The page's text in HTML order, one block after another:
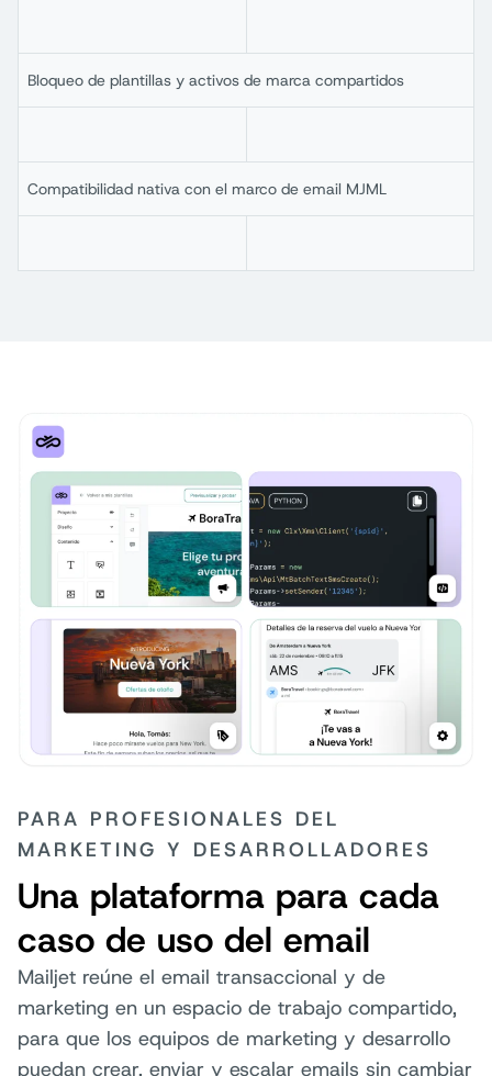
Bloqueo de plantillas y activos de marca compartidos
Compatibilidad nativa con el marco de email MJML
PARA PROFESIONALES DEL
MARKETING Y DESARROLLADORES
Una plataforma para cada
caso de uso del email
Mailjet reúne el email transaccional y de
marketing en un espacio de trabajo compartido,
para que los equipos de marketing y desarrollo
puedan crear, enviar y escalar emails sin cambiar